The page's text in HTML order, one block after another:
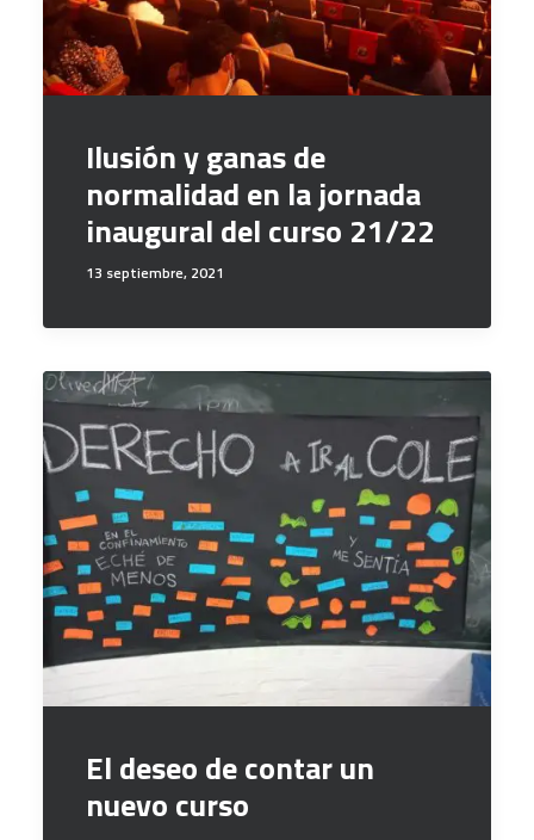
Ilusión y ganas de
normalidad en la jornada
inaugural del curso 21/22
13 septiembre, 2021
El deseo de contar un
nuevo curso